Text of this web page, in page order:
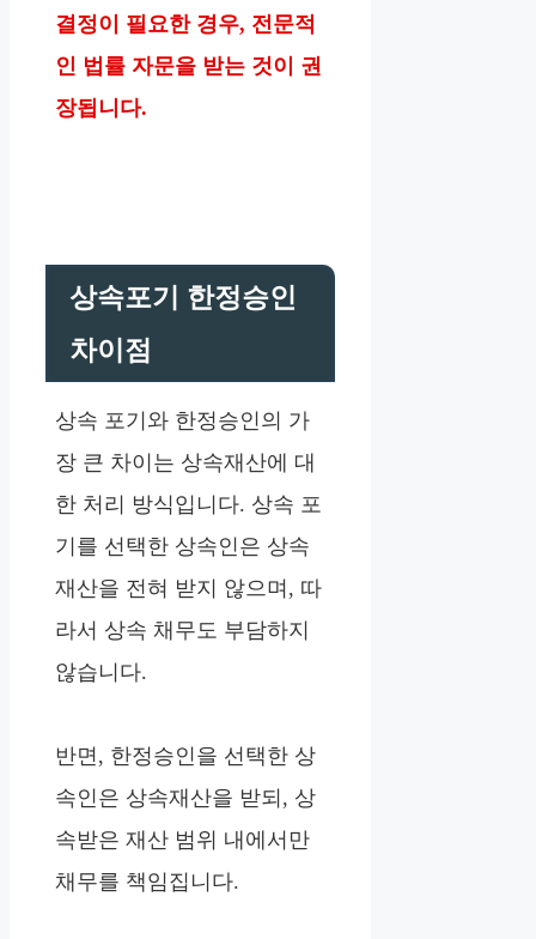
결정이 필요한 경우, 전문적
인 법률 자문을 받는 것이 권
장됩니다.
상속포기 한정승인
차이점
상속 포기와 한정승인의 가
장 큰 차이는 상속재산에 대
한 처리 방식입니다. 상속 포
기를 선택한 상속인은 상속
재산을 전혀 받지 않으며, 따
라서 상속 채무도 부담하지
않습니다.
반면, 한정승인을 선택한 상
속인은 상속재산을 받되, 상
속받은 재산 범위 내에서만
채무를 책임집니다.